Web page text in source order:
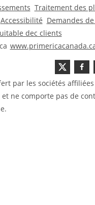
Traitement des
Accessibilité Demandes
dec clients
par les sociétés
et ne comporte pas de